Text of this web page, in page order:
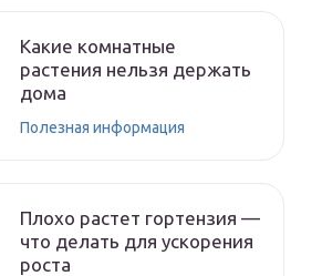
Какие комнатные
растения нельзя держать
дома
Полезная информация
Плохо растет гортензия —
что делать для ускорения
роста